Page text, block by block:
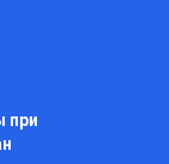
при